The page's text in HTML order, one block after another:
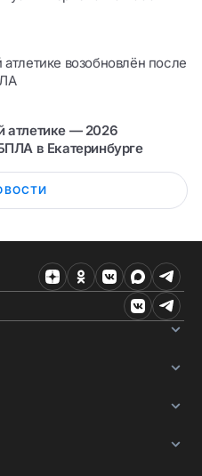
возобновлён после
атлетике — 2026
в Екатеринбурге